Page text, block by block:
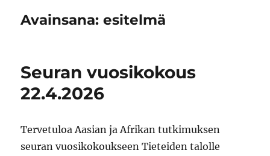
Avainsana:esitelmä
Seuran vuosikokous
22.4.2026
Tervetuloa Aasian ja Afrikan tutkimuksen
seuran vuosikokoukseen Tieteiden talolle